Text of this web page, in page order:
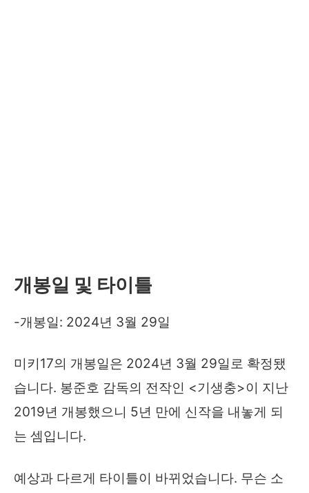
개봉일 및 타이틀
-개봉일: 2024년 3월 29일
미키17의 개봉일은 2024년 3월 29일로 확정됐
습니다. 봉준호 감독의 전작인 <기생충>이 지난
2019년 개봉했으니 5년 만에 신작을 내놓게 되
는 셈입니다.
예상과 다르게 타이틀이 바뀌었습니다. 무슨 소